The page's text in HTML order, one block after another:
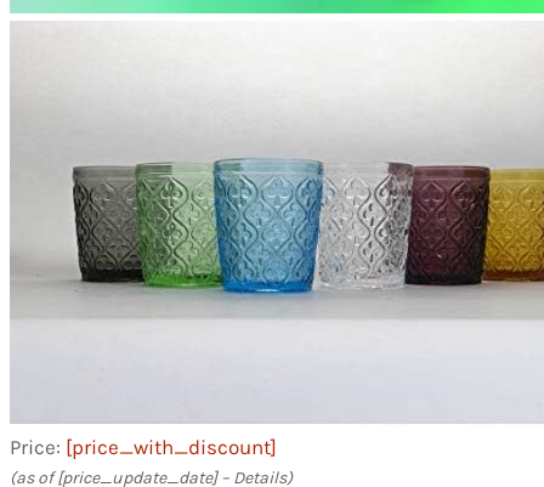
Price: [price_with_discount]
(as of [price_update_date] – Details)